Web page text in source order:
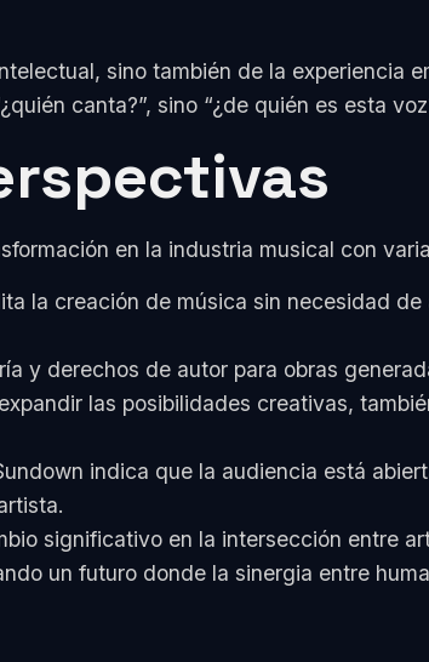
sino también de la experiencia
canta?”, sino “¿de quién es esta
en la industria musical con
la creación de música sin necesidad
y derechos de autor para obras
las posibilidades creativas,
indica que la audiencia está
significativo en la intersección entre
un futuro donde la sinergia entre